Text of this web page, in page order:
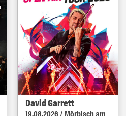
David Garrett
19.08.2026 / Mörbisch am